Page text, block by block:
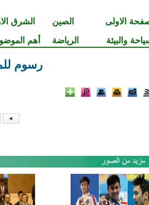
الاولى الصين الشرق
والبيئة
الرياضة أهم
رسوم